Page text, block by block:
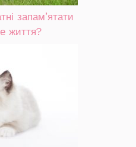
запам’ятати
життя?